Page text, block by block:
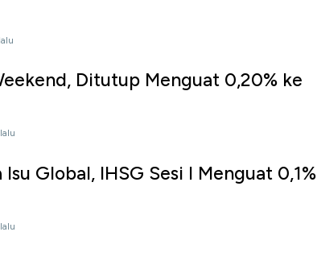
Ditutup Menguat 0,20% ke
Global, IHSG Sesi I Menguat 0,1%